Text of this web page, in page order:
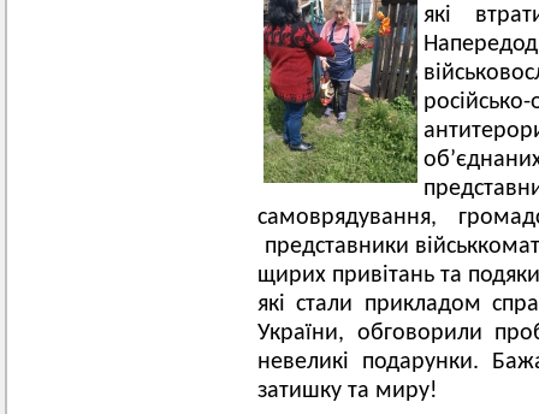
які
самоврядування,
представники
щирих привітань та
які стали прикладом
України, обговорили
невеликі подарунки.
затишку та миру!